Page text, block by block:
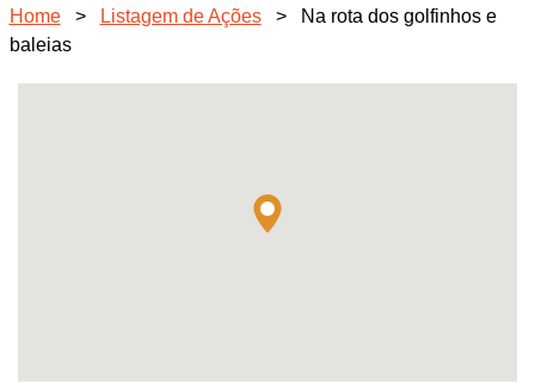
Home > Listagem de Ações >
Na rota dos golfinhos e
baleias